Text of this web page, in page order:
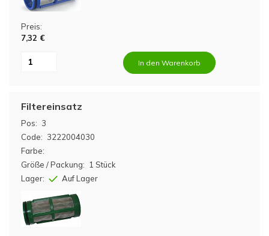
Preis:
7,32 €
In den Warenkorb
Pos: 3
Code: 3222004030
Filtereinsatz
Farbe:
Größe / Packung:
1 Stück
Lager:
Auf Lager